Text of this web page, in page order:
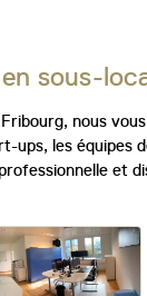
sous-
nous
ups, les équipes
et